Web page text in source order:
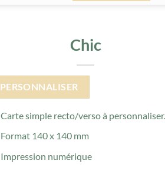
Chic
PERSONNALISER
Carte simple recto/verso à personnaliser.
Format 140 x 140 mm
Impression numérique